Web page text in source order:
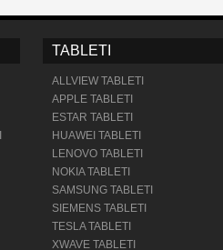
TABLETI
ALLVIEW TABLETI
APPLE TABLETI
ESTAR TABLETI
HUAWEI TABLETI
LENOVO TABLETI
NOKIA TABLETI
SAMSUNG TABLETI
SIEMENS TABLETI
TESLA TABLETI
XWAVE TABLETI